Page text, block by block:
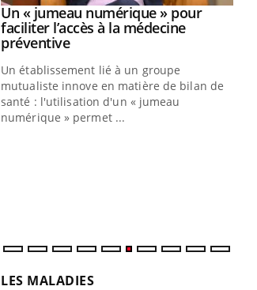
Youtube
Un « jumeau numérique » pour
faciliter l’accès à la médecine
préventiveYoutube
Un établissement lié à un groupe
mutualiste innove en matière de bilan de
santé : l'utilisation d'un « jumeau
numérique » permet ...
LES MALADIES